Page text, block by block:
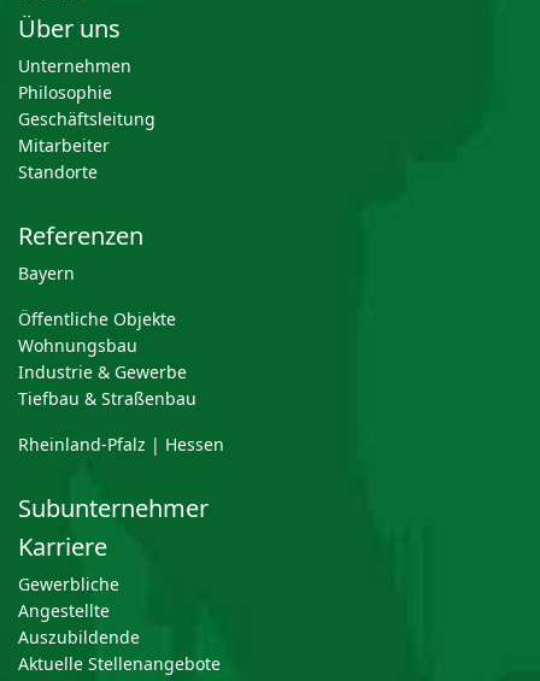
Über uns
Unternehmen
Philosophie
Geschäftsleitung
Mitarbeiter
Standorte
Referenzen
Bayern
Öffentliche Objekte
Wohnungsbau
Industrie & Gewerbe
Tiefbau & Straßenbau
Rheinland-Pfalz | Hessen
Subunternehmer
Karriere
Gewerbliche
Angestellte
Auszubildende
Aktuelle Stellenangebote